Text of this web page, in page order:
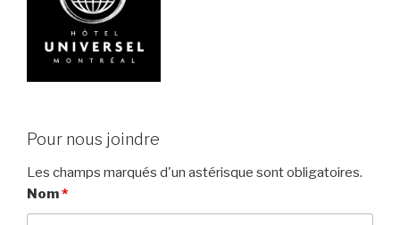
Pour nous joindre
Les champs marqués d'un astérisque sont obligatoires.
Nom*